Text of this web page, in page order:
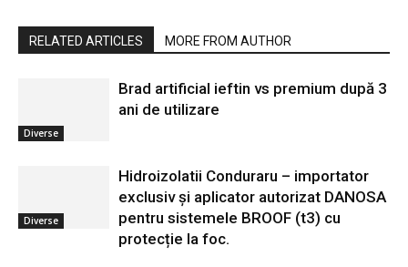
RELATED ARTICLES MORE FROM AUTHOR
Diverse
Brad artificial ieftin vs premium după 3
ani de utilizare
Diverse
Hidroizolatii Conduraru – importator
exclusiv și aplicator autorizat DANOSA
pentru sistemele BROOF (t3) cu
protecție la foc.